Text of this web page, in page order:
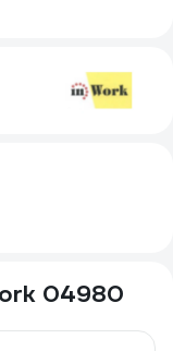
04980